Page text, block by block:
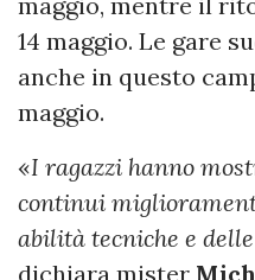
14 maggio. Le gare
anche in questo
maggio.
«I ragazzi hanno
continui
abilità tecniche e
dichiara mister